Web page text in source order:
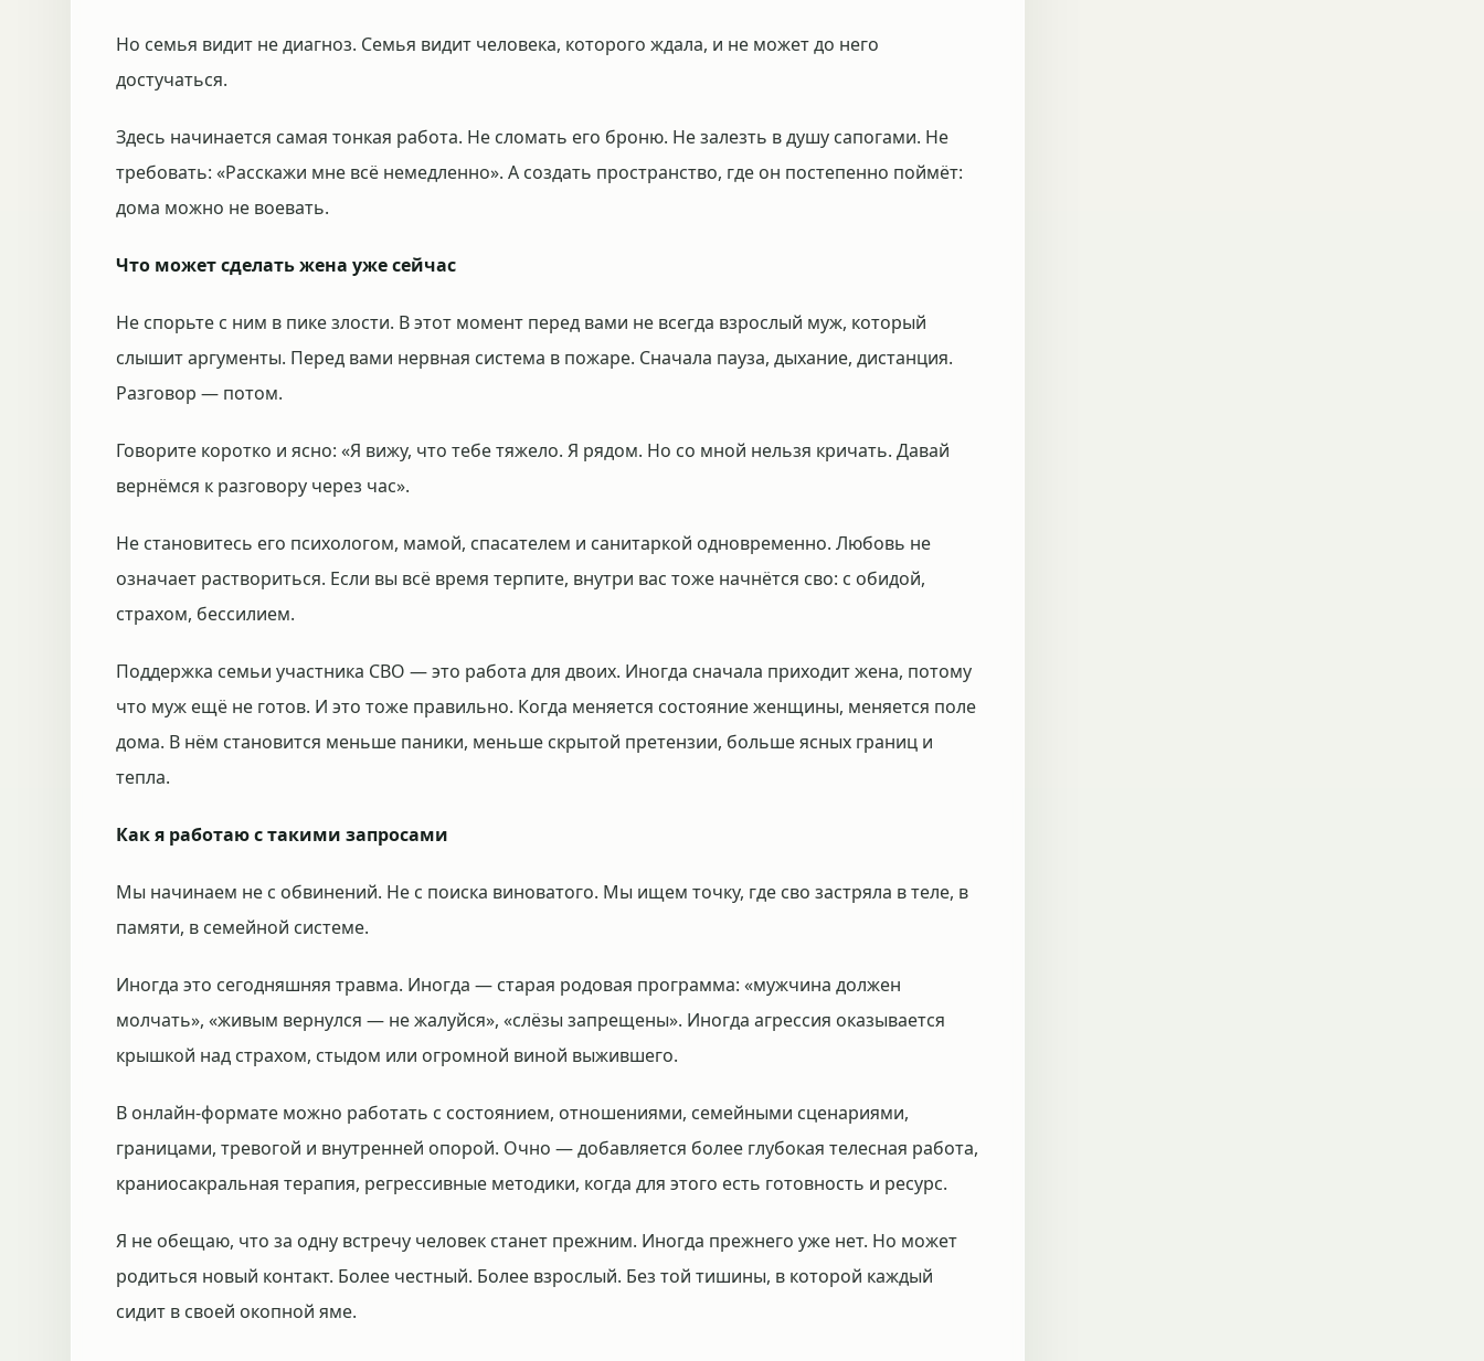
Но семья видит не диагноз. Семья видит человека, которого ждала, и не может до него
достучаться.
Здесь начинается самая тонкая работа. Не сломать его броню. Не залезть в душу сапогами. Не
требовать: «Расскажи мне всё немедленно». А создать пространство, где он постепенно поймёт:
дома можно не воевать.
Что может сделать жена уже сейчас
Не спорьте с ним в пике злости. В этот момент перед вами не всегда взрослый муж, который
слышит аргументы. Перед вами нервная система в пожаре. Сначала пауза, дыхание, дистанция.
Разговор — потом.
Говорите коротко и ясно: «Я вижу, что тебе тяжело. Я рядом. Но со мной нельзя кричать. Давай
вернёмся к разговору через час».
Не становитесь его психологом, мамой, спасателем и санитаркой одновременно. Любовь не
означает раствориться. Если вы всё время терпите, внутри вас тоже начнётся сво: с обидой,
страхом, бессилием.
Поддержка семьи участника СВО — это работа для двоих. Иногда сначала приходит жена, потому
что муж ещё не готов. И это тоже правильно. Когда меняется состояние женщины, меняется поле
дома. В нём становится меньше паники, меньше скрытой претензии, больше ясных границ и
тепла.
Как я работаю с такими запросами
Мы начинаем не с обвинений. Не с поиска виноватого. Мы ищем точку, где сво застряла в теле, в
памяти, в семейной системе.
Иногда это сегодняшняя травма. Иногда — старая родовая программа: «мужчина должен
молчать», «живым вернулся — не жалуйся», «слёзы запрещены». Иногда агрессия оказывается
крышкой над страхом, стыдом или огромной виной выжившего.
В онлайн-формате можно работать с состоянием, отношениями, семейными сценариями,
границами, тревогой и внутренней опорой. Очно — добавляется более глубокая телесная работа,
краниосакральная терапия, регрессивные методики, когда для этого есть готовность и ресурс.
Я не обещаю, что за одну встречу человек станет прежним. Иногда прежнего уже нет. Но может
родиться новый контакт. Более честный. Более взрослый. Без той тишины, в которой каждый
сидит в своей окопной яме.